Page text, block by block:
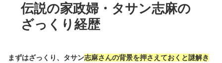
伝説の家政婦・タサン志麻の
ざっくり経歴
まずはざっくり、タサン志麻さんの背景を押さえておくと謎解き